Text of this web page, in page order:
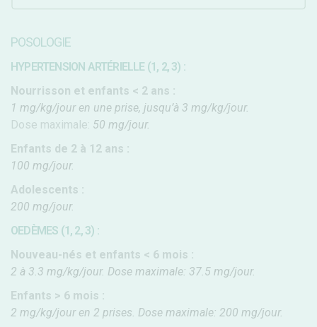
POSOLOGIE
HYPERTENSION ARTÉRIELLE (1, 2, 3) :
Nourrisson et enfants < 2 ans :
1 mg/kg/jour en une prise, jusqu’à 3 mg/kg/jour.
Dose maximale: 50 mg/jour.
Enfants de 2 à 12 ans :
100 mg/jour.
Adolescents :
200 mg/jour.
OEDÈMES (1, 2, 3) :
Nouveau-nés et enfants < 6 mois :
2 à 3.3 mg/kg/jour. Dose maximale: 37.5 mg/jour.
Enfants > 6 mois :
2 mg/kg/jour en 2 prises. Dose maximale: 200 mg/jour.